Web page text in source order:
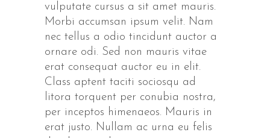
vulputate cursus a sit amet mauris.
Morbi accumsan ipsum velit. Nam
nec tellus a odio tincidunt auctor a
ornare odi. Sed non mauris vitae
erat consequat auctor eu in elit.
Class aptent taciti sociosqu ad
litora torquent per conubia nostra,
per inceptos himenaeos. Mauris in
erat justo. Nullam ac urna eu felis